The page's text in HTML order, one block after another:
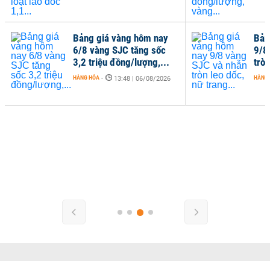
9/8
HÀNG
Bảng giá vàng hôm nay
6/8 vàng SJC tăng sốc
3,2 triệu đồng/lượng,...
HÀNG HÓA - 13:48 | 06/08/2026